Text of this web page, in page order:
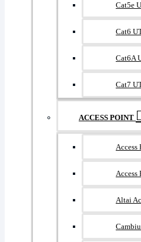
Cat5e
Cat6
Cat6A
Cat7
ACCESS POINT
Access
Access
Altai